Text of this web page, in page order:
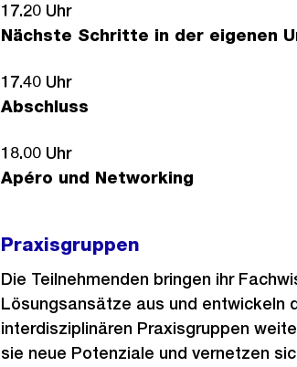
17.20 Uhr
Nächste Schritte in der eigenen
17.40 Uhr
Abschluss
18.00 Uhr
Apéro und Networking
Praxisgruppen
Die Teilnehmenden bringen ihr
Lösungsansätze aus und entwickeln
interdisziplinären Praxisgruppen
sie neue Potenziale und vernetzen